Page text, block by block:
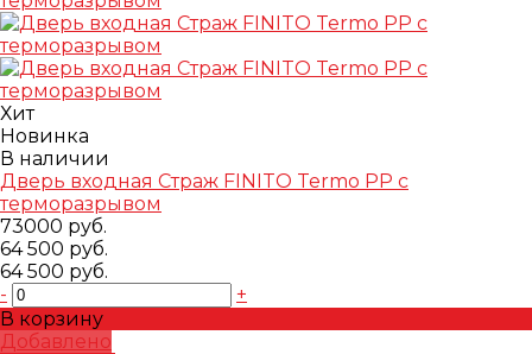
Хит
Новинка
В наличии
Дверь входная Страж FINITO Termo PP с
терморазрывом
73000 руб.
64 500 руб.
64 500 руб.
-
+
В корзину
Добавлено